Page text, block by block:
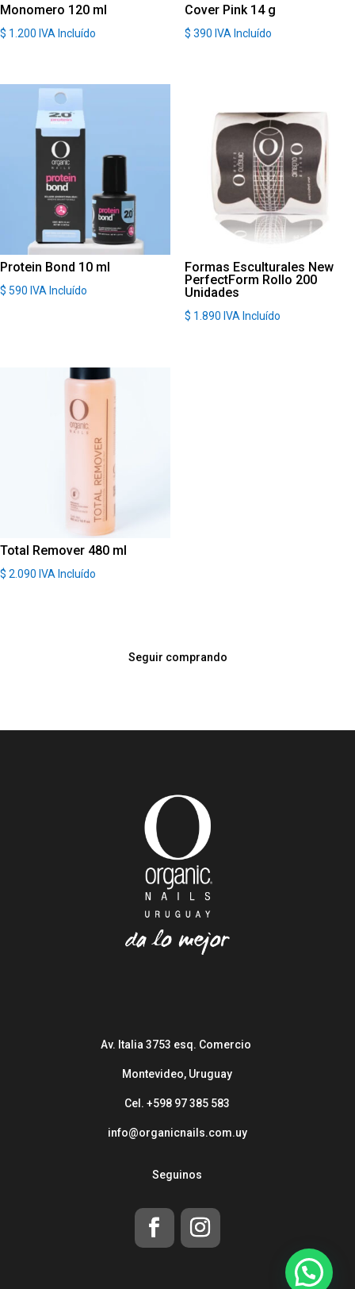
Monomero 120 ml
$ 1.200 IVA Incluído
Cover Pink 14 g
$ 390 IVA Incluído
Protein Bond 10 ml
$ 590 IVA Incluído
Formas Esculturales New
PerfectForm Rollo 200
Unidades
$ 1.890 IVA Incluído
Total Remover 480 ml
$ 2.090 IVA Incluído
Seguir comprando
Av. Italia 3753 esq. Comercio
Montevideo, Uruguay
Cel. +598 97 385 583
info@organicnails.com.uy
Seguinos